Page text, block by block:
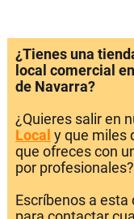
¿Tienes una
local comercial
de Navarra?
¿Quieres salir en
Local y que miles
que ofreces con
por profesionales?
Escríbenos a